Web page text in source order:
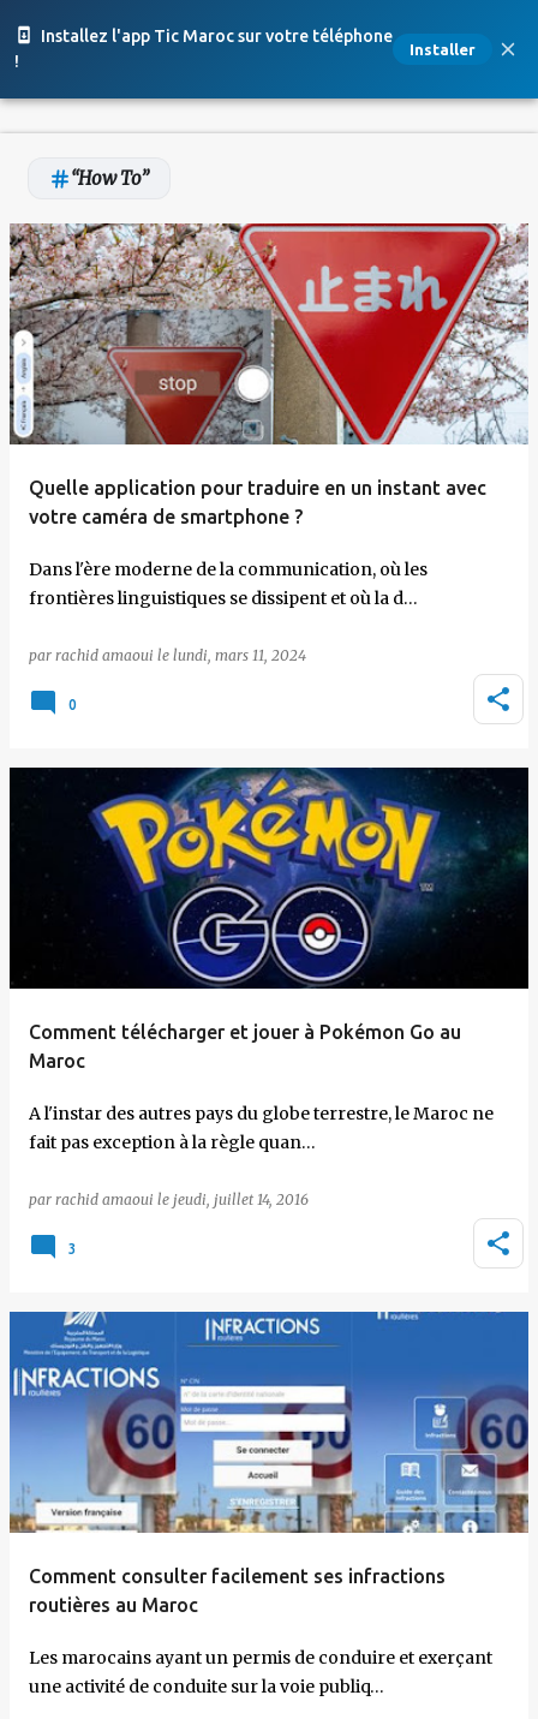
Installez l'app Tic Maroc sur votre téléphone
!
Installer
Accéder au contenu principal
How To
A
r
t
c
Quelle application pour traduire en un instant avec
votre caméra de smartphone ?
Dans l'ère moderne de la communication, où les
frontières linguistiques se dissipent et où la d…
par rachid amaoui le lundi, mars 11, 2024
0
Comment télécharger et jouer à Pokémon Go au
Maroc
A l'instar des autres pays du globe terrestre, le Maroc ne
fait pas exception à la règle quan…
par rachid amaoui le jeudi, juillet 14, 2016
3
Comment consulter facilement ses infractions
routières au Maroc
Les marocains ayant un permis de conduire et exerçant
une activité de conduite sur la voie publiq…